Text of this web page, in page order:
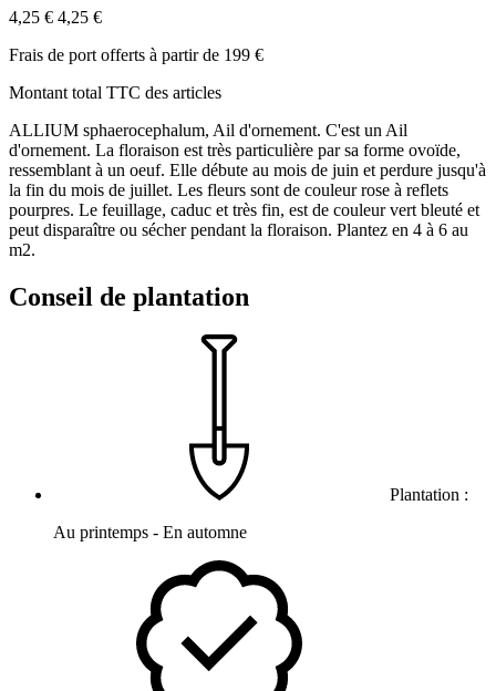
4,25 € 4,25 €
Frais de port offerts à partir de 199 €
Montant total TTC des articles
ALLIUM sphaerocephalum, Ail d'ornement. C'est un Ail
d'ornement. La floraison est très particulière par sa forme ovoïde,
ressemblant à un oeuf. Elle débute au mois de juin et perdure jusqu'à
la fin du mois de juillet. Les fleurs sont de couleur rose à reflets
pourpres. Le feuillage, caduc et très fin, est de couleur vert bleuté et
peut disparaître ou sécher pendant la floraison. Plantez en 4 à 6 au
m2.
Conseil de plantation
Plantation :
Au printemps - En automne